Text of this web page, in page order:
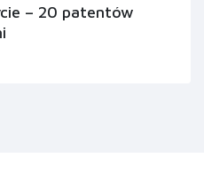
– 20 patentów